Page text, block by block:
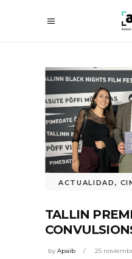
ACTUALIDAD ,
TALLIN
byApaib 25